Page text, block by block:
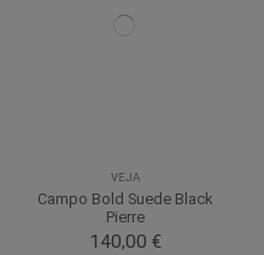
VEJA
Campo Bold Suede Black
Pierre
140,00 €